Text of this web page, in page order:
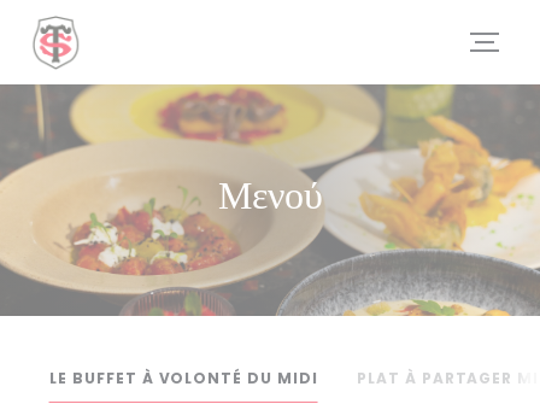
Πίνακας διαχείρισης "Μπισκότων" (Cookies)
Μενού
LE BUFFET À VOLONTÉ DU MIDI PLAT À PARTAGER